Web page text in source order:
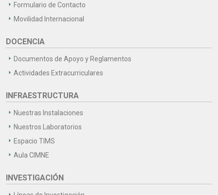
Formulario de Contacto
Movilidad Internacional
DOCENCIA
Documentos de Apoyo y Reglamentos
Actividades Extracurriculares
INFRAESTRUCTURA
Nuestras Instalaciones
Nuestros Laboratorios
Espacio TIMS
Aula CIMNE
INVESTIGACIÓN